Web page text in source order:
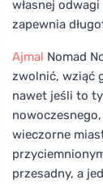
własnej
zapewnia
Ajmal Nomad
zwolnić, wziąć
nawet jeśli to
wieczorne
przesadny, a